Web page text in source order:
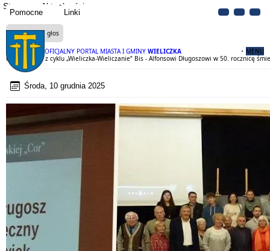
Pomocne Linki
OFICJALNY PORTAL MIASTA I GMINY WIELICZKA MENU
Strona Aktualności
Czytaj na głos
69 spotkanie z cyklu „Wieliczka-Wieliczanie” Bis - Alfonsowi Długoszowi w 50. rocznicę
Środa, 10 grudnia 2025